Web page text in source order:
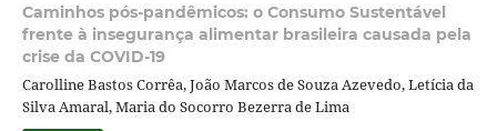
Caminhos pós-pandêmicos: o Consumo Sustentável
frente à insegurança alimentar brasileira causada pela
crise da COVID-19
Carolline Bastos Corrêa, João Marcos de Souza Azevedo, Letícia da
Silva Amaral, Maria do Socorro Bezerra de Lima